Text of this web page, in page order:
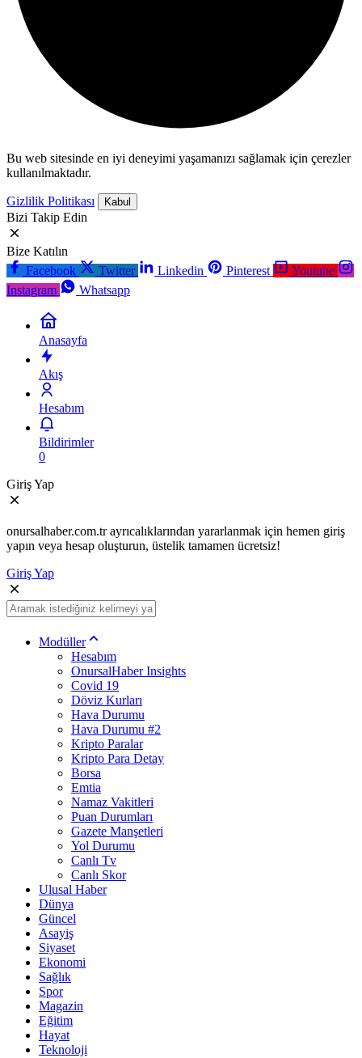
Bu web sitesinde en iyi deneyimi yaşamanızı sağlamak için çerezler
kullanılmaktadır.
Gizlilik Politikası Kabul
Bizi Takip Edin
Bize Katılın
Facebook
Twitter Linkedin Pinterest
Youtube
Instagram
Whatsapp
Anasayfa
Akış
Hesabım
Bildirimler
0
Giriş Yap
onursalhaber.com.tr ayrıcalıklarından yararlanmak için hemen giriş
yapın veya hesap oluşturun, üstelik tamamen ücretsiz!
Giriş Yap
Modüller
Hesabım
OnursalHaber Insights
Covid 19
Döviz Kurları
Hava Durumu
Hava Durumu #2
Kripto Paralar
Kripto Para Detay
Borsa
Emtia
Namaz Vakitleri
Puan Durumları
Gazete Manşetleri
Yol Durumu
Canlı Tv
Canlı Skor
Ulusal Haber
Dünya
Güncel
Asayiş
Siyaset
Ekonomi
Sağlık
Spor
Magazin
Eğitim
Hayat
Teknoloji